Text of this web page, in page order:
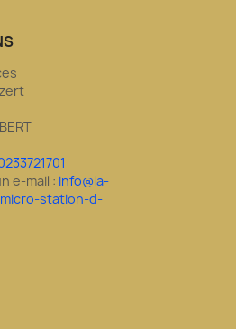
e-mail : info@la-
station-d-